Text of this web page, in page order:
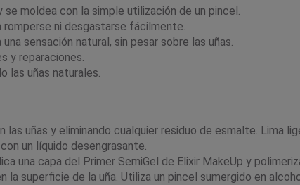
moldea con la simple utilización de un pincel.
ni desgastarse fácilmente.
sensación natural, sin pesar sobre las uñas.
y reparaciones.
las uñas naturales.
las uñas y eliminando cualquier residuo de esmalte. Lima
un líquido desengrasante.
una capa del Primer SemiGel de Elixir MakeUp y
la superficie de la uña. Utiliza un pincel sumergido en